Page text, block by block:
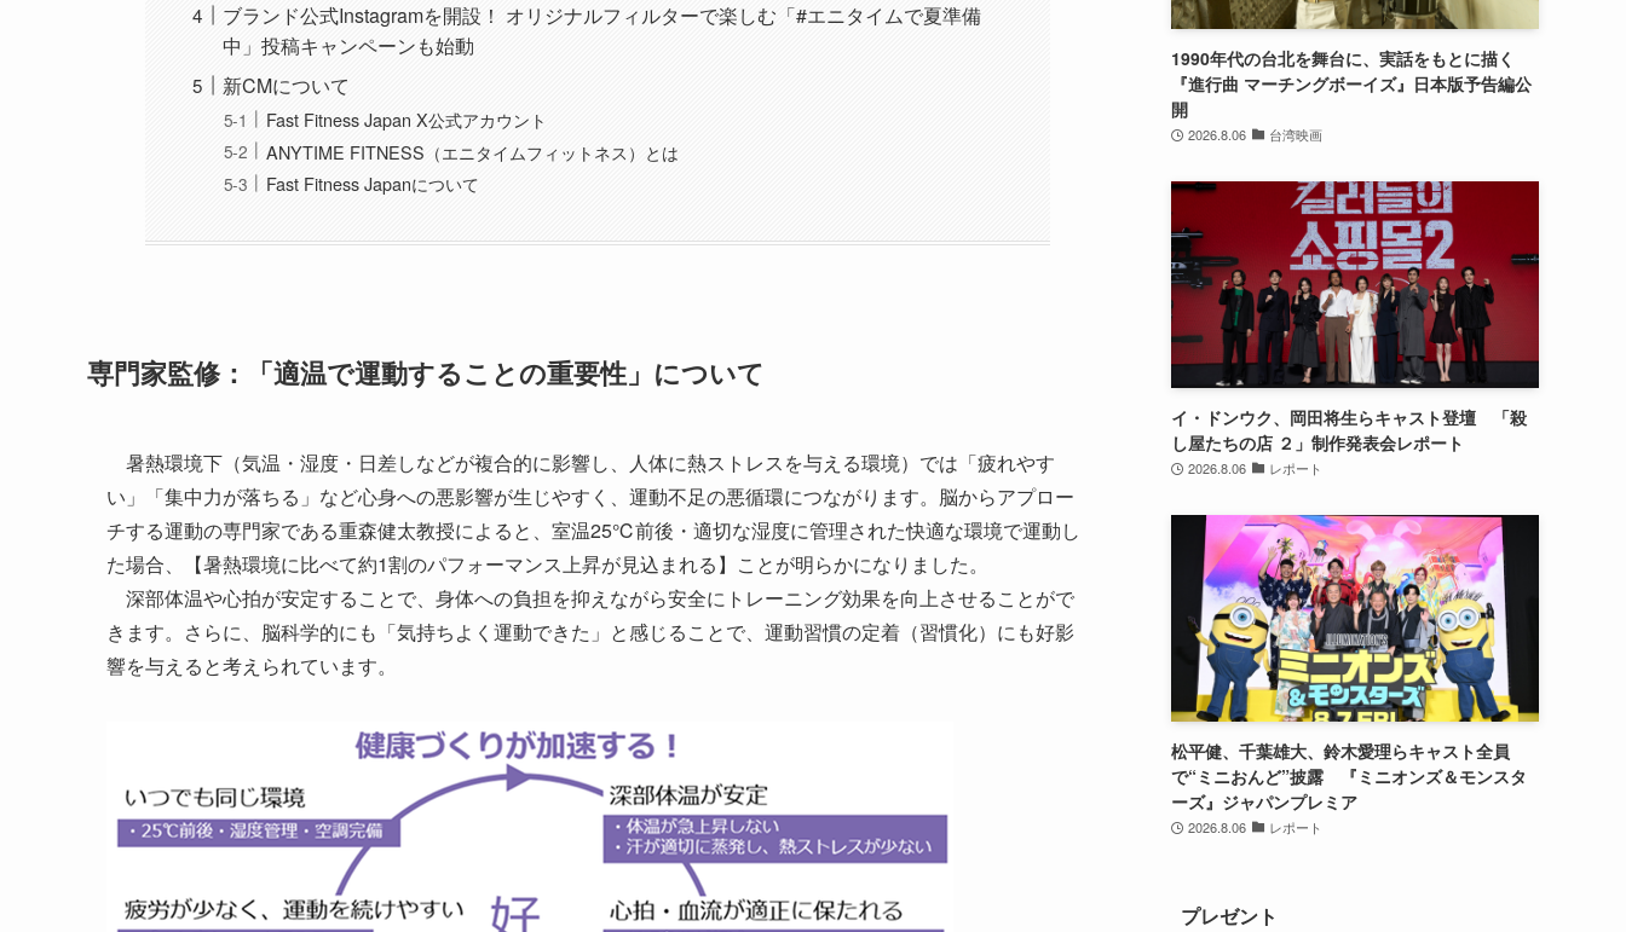
ブランド公式Instagramを開設！ オリジナルフィルターで楽しむ「#エニタイムで夏準備
中」投稿キャンペーンも始動
新CMについて
Fast Fitness Japan X公式アカウント
ANYTIME FITNESS（エニタイムフィットネス）とは
Fast Fitness Japanについて
専門家監修：「適温で運動することの重要性」について
暑熱環境下（気温・湿度・日差しなどが複合的に影響し、人体に熱ストレスを与える環境）では「疲れやす
い」「集中力が落ちる」など心身への悪影響が生じやすく、運動不足の悪循環につながります。脳からアプロー
チする運動の専門家である重森健太教授によると、室温25℃前後・適切な湿度に管理された快適な環境で運動し
た場合、【暑熱環境に比べて約1割のパフォーマンス上昇が見込まれる】ことが明らかになりました。
深部体温や心拍が安定することで、身体への負担を抑えながら安全にトレーニング効果を向上させることがで
きます。さらに、脳科学的にも「気持ちよく運動できた」と感じることで、運動習慣の定着（習慣化）にも好影
響を与えると考えられています。
1990年代の台北を舞台に、実話をもとに描く
『進行曲 マーチングボーイズ』日本版予告編公
開
2026.8.06 台湾映画
イ・ドンウク、岡田将生らキャスト登壇 「殺
し屋たちの店 ２」制作発表会レポート
2026.8.06 レポート
松平健、千葉雄大、鈴木愛理らキャスト全員
で“ミニおんど”披露 『ミニオンズ＆モンスタ
ーズ』ジャパンプレミア
2026.8.06 レポート
プレゼント